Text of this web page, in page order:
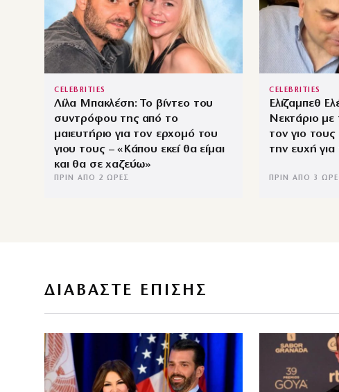
CELEBRITIES
Λίλα Μπακλέση: Το βίντεο του
συντρόφου της από το
μαιευτήριο για τον ερχομό του
γιου τους – «Κάπου εκεί θα είμαι
και θα σε χαζεύω»
ΠΡΙΝ ΑΠΌ 2 ΏΡΕΣ
CELEBRITIES
Ελίζαμπεθ
Νεκτάριο με
τον γιο
την ευχή για
ΠΡΙΝ ΑΠΌ 3
ΔΙΑΒΑΣΤΕ ΕΠΙΣΗΣ